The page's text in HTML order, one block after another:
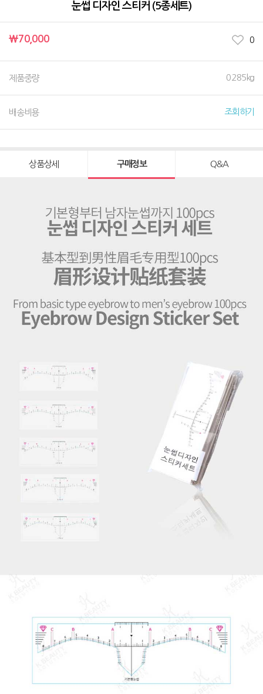
눈썹 디자인 스티커 (5종세트)
￦70,000 0
제품중량 0.285kg
배송비용 조회하기
상품상세 구매정보 Q&A